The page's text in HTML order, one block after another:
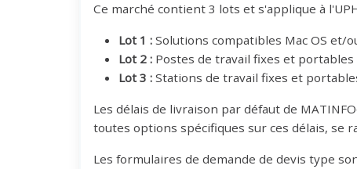
Ce marché contient 3 lots et s'applique à
Lot 1 :Solutions compatibles Mac OS et/
Lot 2 :Postes de travail fixes et
Lot 3 :Stations de travail fixes et
Les délais de livraison par défaut de
toutes options spécifiques sur ces délais, se
Les formulaires de demande de devis type